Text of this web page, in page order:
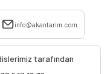
info@akantarim.com
tarafından